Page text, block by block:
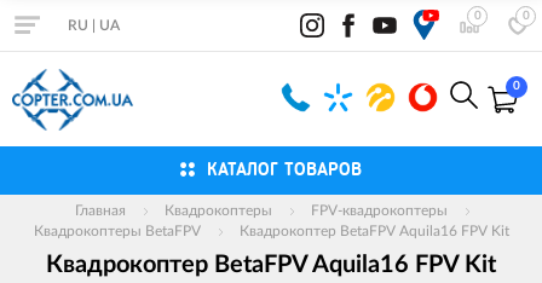
0 0
RU UA
0
КАТАЛОГ ТОВАРОВ
Главная Квадрокоптеры
FPV-квадрокоптеры
Квадрокоптеры BetaFPV
Квадрокоптер BetaFPV Aquila16 FPV Kit
Квадрокоптер BetaFPV Aquila16 FPV Kit